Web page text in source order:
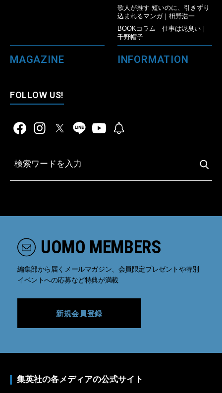
歌人が推す 短いのに、引きずり
込まれるマンガ｜枡野浩一
BOOKコラム 仕事は泥臭い｜
千野帽子
MAGAZINE INFORMATION
FOLLOW US!
UOMO MEMBERS
編集部から届くメールマガジン、会員限定プレゼントや特別
イベントへの応募など特典が満載
新規会員登録
集英社の各メディアの公式サイト